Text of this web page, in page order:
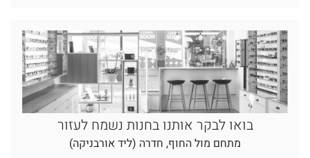
בואו לבקר אותנו בחנות נשמח לעזור
מתחם מול החוף, חדרה (ליד אורבניקה)